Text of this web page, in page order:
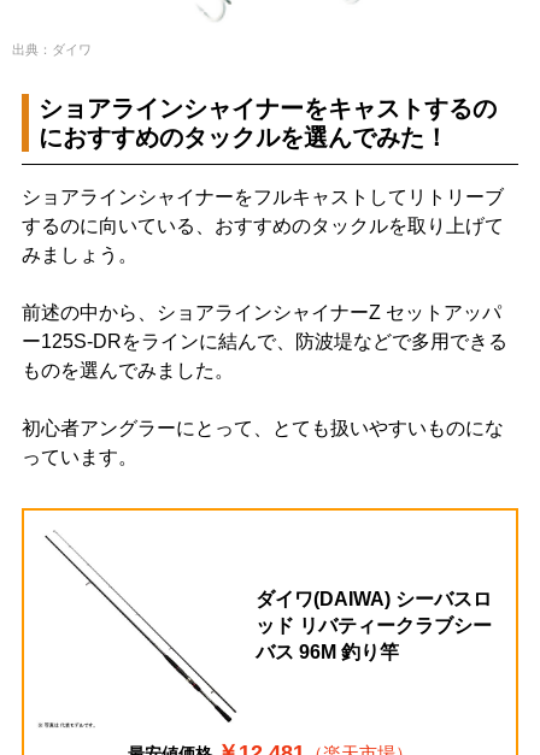
出典：ダイワ
ショアラインシャイナーをキャストするの
におすすめのタックルを選んでみた！
ショアラインシャイナーをフルキャストしてリトリーブ
するのに向いている、おすすめのタックルを取り上げて
みましょう。
前述の中から、ショアラインシャイナーZ セットアッパ
ー125S-DRをラインに結んで、防波堤などで多用できる
ものを選んでみました。
初心者アングラーにとって、とても扱いやすいものにな
っています。
ダイワ(DAIWA) シーバスロ
ッド リバティークラブシー
バス 96M 釣り竿